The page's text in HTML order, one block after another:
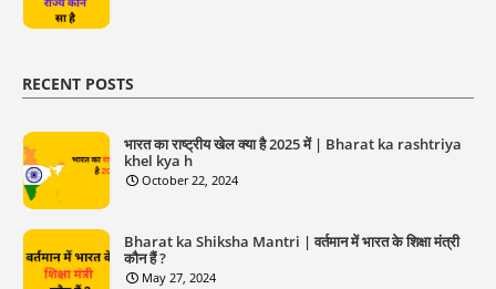
RECENT POSTS
भारत का राष्ट्रीय खेल क्या है 2025 में | Bharat ka rashtriya
khel kya h
October 22, 2024
Bharat ka Shiksha Mantri | वर्तमान में भारत के शिक्षा मंत्री
कौन हैं ?
May 27, 2024